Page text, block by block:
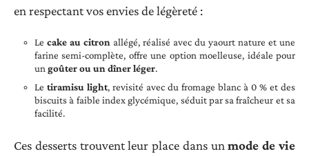
en respectant vos envies de légèreté :
Le cake au citron allégé, réalisé avec du yaourt nature et une
farine semi-complète, offre une option moelleuse, idéale pour
ungoûter ou un dîner léger.
Le tiramisu light, revisité avec du fromage blanc à 0 % et des
biscuits à faible index glycémique, séduit par sa fraîcheur et sa
facilité.
Ces desserts trouvent leur place dans unmode de vie